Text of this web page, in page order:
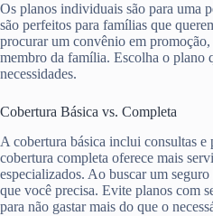
Os planos individuais são para uma
são perfeitos para famílias que
procurar um convênio em promoção,
membro da família. Escolha o plano
necessidades.
Cobertura Básica vs. Completa
A cobertura básica inclui consultas e
cobertura completa oferece mais
especializados. Ao buscar um
que você precisa. Evite planos com
para não gastar mais do que o